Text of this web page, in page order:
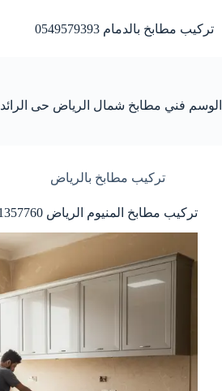
المحتوى
تركيب مطابخ بالدمام 0549579393
الوسم فني مطابخ شمال الرياض حى الرائد
تركيب مطابخ بالرياض
تركيب مطابخ المنيوم الرياض 0531357760